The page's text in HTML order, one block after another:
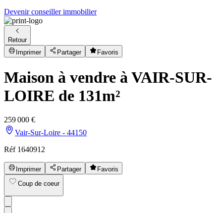
Devenir conseiller immobilier
Retour
Imprimer
Partager Favoris
Maison à vendre à VAIR-SUR-
LOIRE de 131m²
259 000 €
Vair-Sur-Loire - 44150
Réf 1640912
Imprimer Partager
Favoris
Coup de coeur